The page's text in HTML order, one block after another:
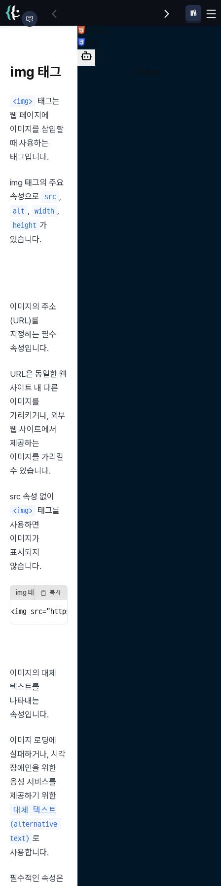
img 태그
<img>
태그는
웹 페이지에
이미지를 삽입할
때 사용하는
태그입니다.
img 태그의 주요
속성으로
src
alt , width
height 가
있습니다.
이미지의 주소
(URL)를
지정하는 필수
속성입니다.
URL은 동일한 웹
사이트 내 다른
이미지를
가리키거나, 외부
웹 사이트에서
제공하는
이미지를 가리킬
수 있습니다.
<img>
태그를
사용하면
이미지가
표시되지
않습니다.
img 태그 src 속성
복사
<img src="https://example.com/myimage.jpg" />
이미지의 대체
텍스트를
나타내는
속성입니다.
이미지 로딩에
실패하거나, 시각
장애인을 위한
음성 서비스를
대체 텍스트
(alternative
text) 로
사용합니다.
필수적인 속성은